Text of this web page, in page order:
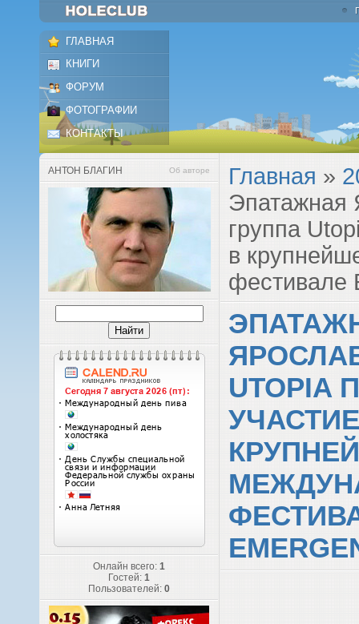
ГЛАВНАЯ
КНИГИ
ФОРУМ
ФОТОГРАФИИ
КОНТАКТЫ
АНТОН БЛАГИН Об авторе
Онлайн всего: 1
Гостей: 1
Пользователей: 0
Главная »
Эпатажная
группа
в
фестивале
UTOPIA